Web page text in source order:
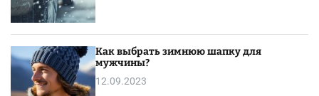
Как выбрать зимнюю шапку для
мужчины?
12.09.2023